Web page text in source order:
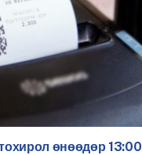
өнөөдөр 13:00